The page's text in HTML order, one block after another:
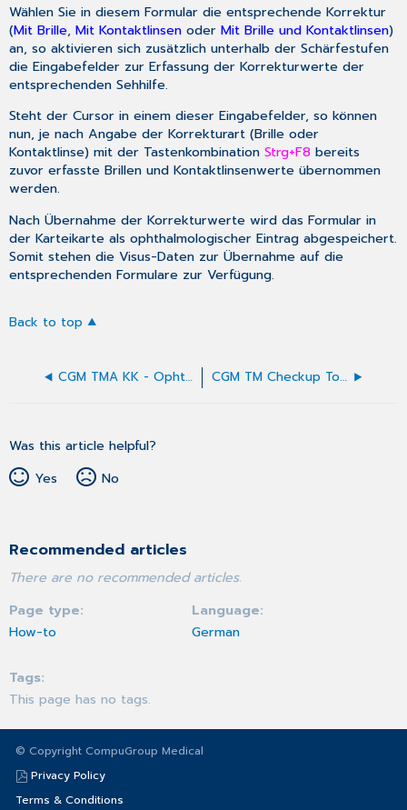
Wählen Sie in diesem Formular die entsprechende Korrektur
(Mit Brille,Mit Kontaktlinsen oderMit Brille und Kontaktlinsen)
an, so aktivieren sich zusätzlich unterhalb der Schärfestufen
die Eingabefelder zur Erfassung der Korrekturwerte der
entsprechenden Sehhilfe.
Steht der Cursor in einem dieser Eingabefelder, so können
nun, je nach Angabe der Korrekturart (Brille oder
Kontaktlinse) mit der TastenkombinationStrg+F8 bereits
zuvor erfasste Brillen und Kontaktlinsenwerte übernommen
werden.
Nach Übernahme der Korrekturwerte wird das Formular in
der Karteikarte als ophthalmologischer Eintrag abgespeichert.
Somit stehen die Visus-Daten zur Übernahme auf die
entsprechenden Formulare zur Verfügung.
Back to top
CGM TMA KK - Ophth. grafische Darstellung CGM TM Checkup Tool
Was this article helpful?
Yes
No
Recommended articles
There are no recommended articles.
Page type
How-to
Language
German
Tags
This page has no tags.
© Copyright CompuGroup Medical
Privacy Policy
Terms & Conditions